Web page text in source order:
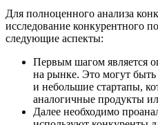
Для полноценного анализа
исследование конкурентного
следующие аспекты:
Первым шагом является
на рынке. Это могут
и небольшие стартапы,
аналогичные продукты
Далее необходимо